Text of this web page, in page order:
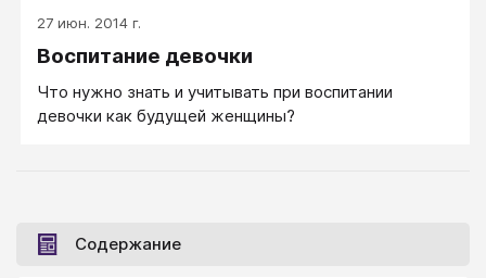
27 июн. 2014 г.
Воспитание девочки
Что нужно знать и учитывать при воспитании
девочки как будущей женщины?
Содержание